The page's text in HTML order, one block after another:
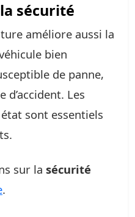
sécurité
améliore aussi la
bien
de panne,
Les
sont essentiels
sur la sécurité
.